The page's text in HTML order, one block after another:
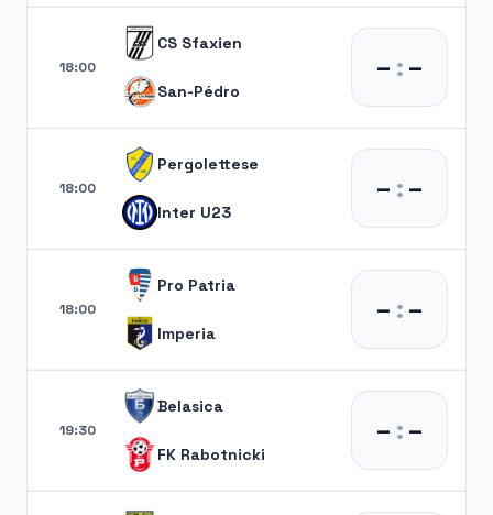
18:00
CS Sfaxien
San-Pédro
– :–
18:00
Pergolettese
Inter U23
– :–
18:00
Pro Patria
Imperia
– :–
19:30
Belasica
FK Rabotnicki
– :–